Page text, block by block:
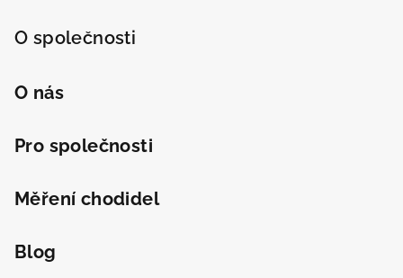
O společnosti
O nás
Pro společnosti
Měření chodidel
Blog